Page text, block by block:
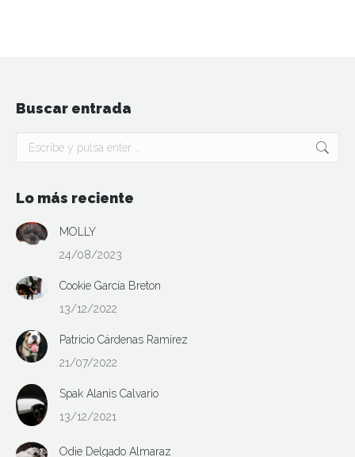
Buscar entrada
Buscar:
Lo más reciente
MOLLY
24/08/2023
Cookie García Breton
13/12/2022
Patricio Cárdenas Ramírez
21/07/2022
Spak Alanis Calvario
13/12/2021
Odie Delgado Almaraz